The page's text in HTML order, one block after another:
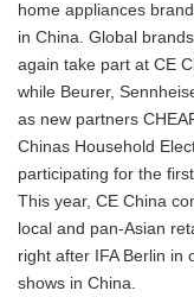
home appliances
in China. Global
again take part at CE
while Beurer,
as new partners
Chinas Household
participating for the
This year, CE China
local and pan-Asian
right after IFA Berlin in
shows in China.